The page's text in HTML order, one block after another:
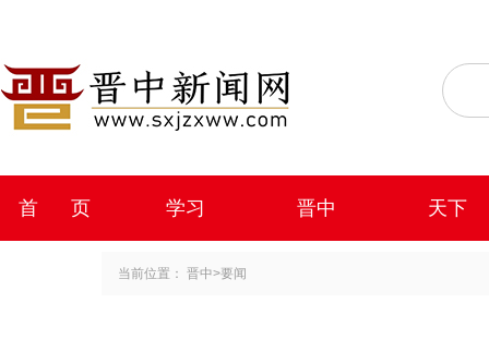
首 页 学习 晋中 天下
当前位置： 晋中>要闻